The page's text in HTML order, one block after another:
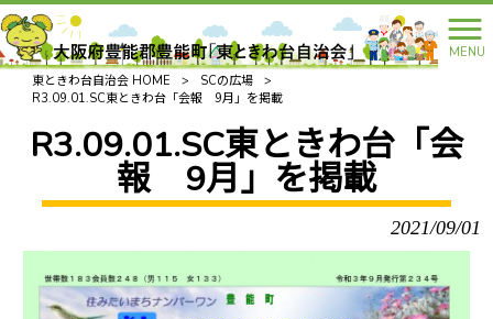
MENU
東ときわ台自治会 HOME
> SCの広場
>
R3.09.01.SC東ときわ台「会報 9月」を掲載
R3.09.01.SC東ときわ台「会
報 9月」を掲載
2021/09/01